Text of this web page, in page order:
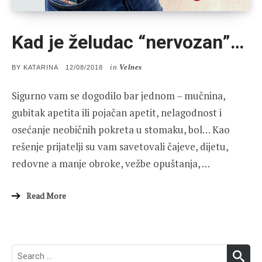
Kad je želudac “nervozan”…
BY KATARINA
POSTED
12/08/2018 in Velnes
Sigurno vam se dogodilo bar jednom – mučnina,
gubitak apetita ili pojačan apetit, nelagodnost i
osećanje neobičnih pokreta u stomaku, bol… Kao
rešenje prijatelji su vam savetovali čajeve, dijetu,
redovne a manje obroke, vežbe opuštanja, …
Read More
Search